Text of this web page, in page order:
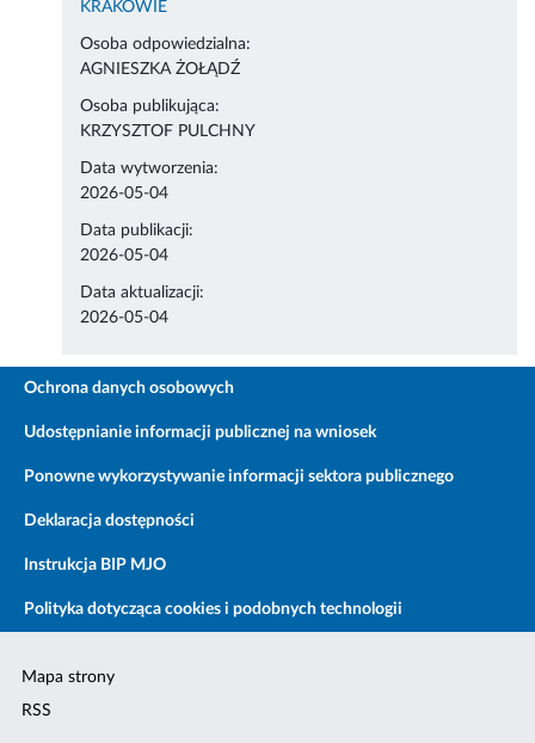
KRAKOWIE
Osoba odpowiedzialna:
AGNIESZKA ŻOŁĄDŹ
Osoba publikująca:
KRZYSZTOF PULCHNY
Data wytworzenia:
2026-05-04
Data publikacji:
2026-05-04
Data aktualizacji:
2026-05-04
Ochrona danych osobowych
Udostępnianie informacji publicznej na wniosek
Ponowne wykorzystywanie informacji sektora publicznego
Deklaracja dostępności
Instrukcja BIP MJO
Polityka dotycząca cookies i podobnych technologii
Mapa strony
RSS